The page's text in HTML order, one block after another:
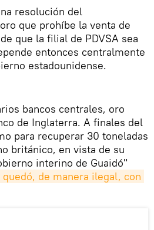
resolución del
que prohíbe la venta de
que la filial de PDVSA sea
entonces centralmente
estadounidense.
bancos centrales, oro
de Inglaterra. A finales del
para recuperar 30 toneladas
británico, en vista de su
interino de Guaidó"
de manera ilegal, con